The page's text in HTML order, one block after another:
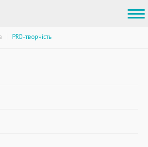
PRO-творчість